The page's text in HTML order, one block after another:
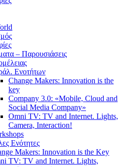
– Παρουσιάσεις
Ενοτήτων
Change Makers: Innovation is the
key
Company 3.0: «Mobile, Cloud and
Social Media Company»
Omni TV: TV and Internet. Lights,
Camera, Interaction!
Ενότητες
Makers: Innovation is the Key
TV: TV and Internet. Lights,